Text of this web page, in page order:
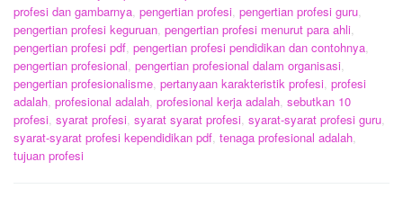
profesi dan gambarnya, pengertian profesi, pengertian profesi guru,
pengertian profesi keguruan, pengertian profesi menurut para ahli,
pengertian profesi pdf, pengertian profesi pendidikan dan contohnya,
pengertian profesional, pengertian profesional dalam organisasi,
pengertian profesionalisme, pertanyaan karakteristik profesi, profesi
adalah, profesional adalah, profesional kerja adalah, sebutkan 10
profesi, syarat profesi, syarat syarat profesi, syarat-syarat profesi guru,
syarat-syarat profesi kependidikan pdf, tenaga profesional adalah,
tujuan profesi